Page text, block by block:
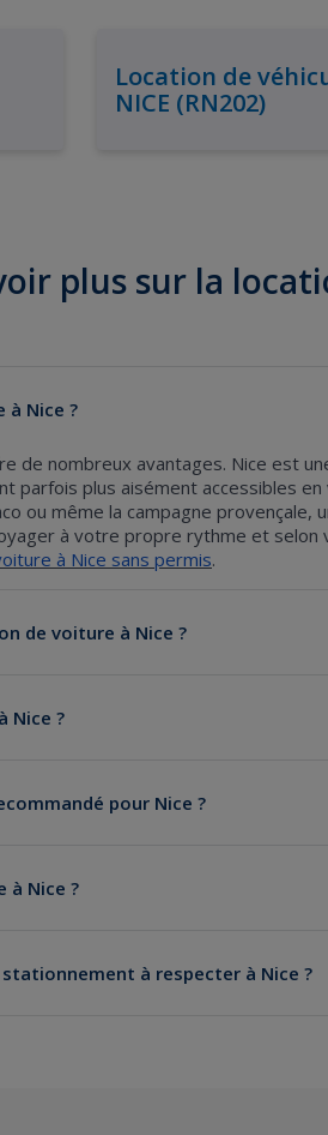
Location de
NICE (RN202)
plus sur la
à Nice ?
de nombreux avantages. Nice est
parfois plus aisément accessibles
ou même la campagne
à votre propre rythme et selon
à Nice sans permis.
de voiture à Nice ?
Nice ?
pour Nice ?
à Nice ?
à respecter à Nice ?